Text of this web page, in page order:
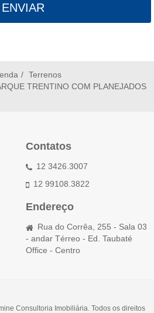
ENVIAR
Terrenos
TRENTINO COM PLANEJADOS
Contatos
12 3426.3007
12 99108.3822
Endereço
Rua do Corrêa, 255 - Sala 03
- andar Térreo - Ed. Taubaté
Office - Centro
Consultoria Imobiliária. Todos os direitos